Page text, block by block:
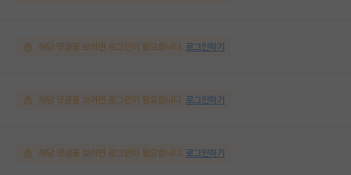
해당 댓글을 보려면 로그인이 필요합니다. 로그인하기
해당 댓글을 보려면 로그인이 필요합니다. 로그인하기
해당 댓글을 보려면 로그인이 필요합니다. 로그인하기